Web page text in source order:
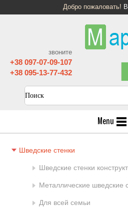
Добро пожаловать!
звоните
+38 097-07-09-107
+38 095-13-77-432
Menu
Шведские стенки
Шведские стенки
Металлические шведские
Для всей семьи